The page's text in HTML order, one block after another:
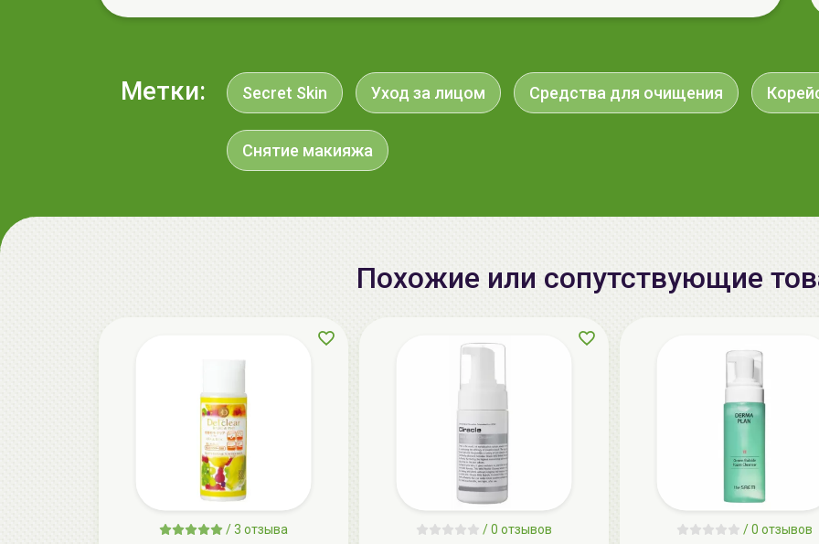
Метки: Secret Skin Уход за лицом Средства для очищения
Снятие макияжа
Похожие или сопутствующие
/3 отзыва
/0 отзывов
/0 отзывов